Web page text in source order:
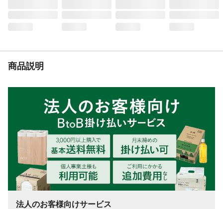
商品説明
法人のお客様向けサービス